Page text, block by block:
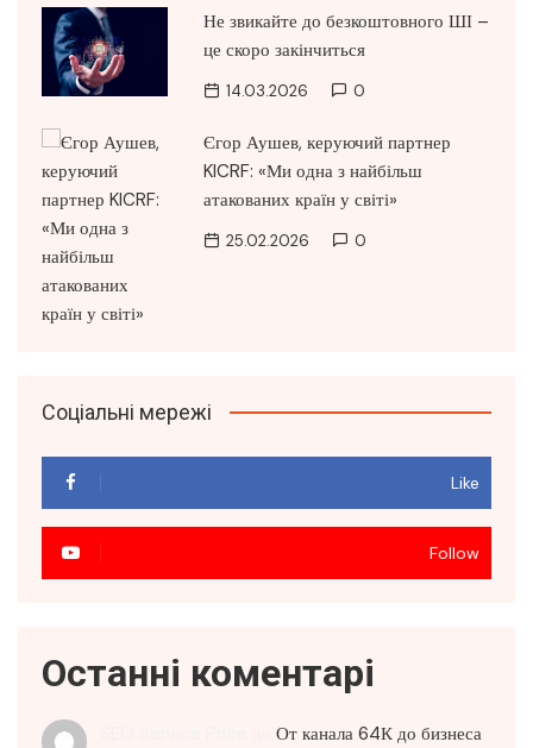
Не звикайте до безкоштовного ШІ –
це скоро закінчиться
14.03.2026 0
Єгор Аушев, керуючий партнер
KICRF: «Ми одна з найбільш
атакованих країн у світі»
25.02.2026 0
Соціальні мережі
Like
Follow
Останні коментарі
От канала 64К до бизнеса